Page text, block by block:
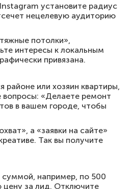
установите радиус
нецелевую аудиторию
потолки»,
интересы к локальным
привязана.
районе или хозяин квартиры,
вопросы: «Делаете ремонт
в вашем городе, чтобы
а «заявки на сайте»
Так вы получите
суммой, например, по 500
цену за лид. Отключите